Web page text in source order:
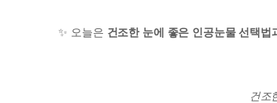
✨ 오늘은 건조한 눈에 좋은 인공눈물 선택법
건조